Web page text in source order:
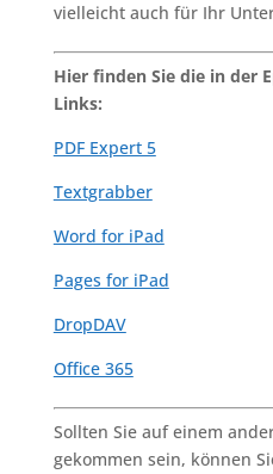
vielleicht auch für Ihr
Hier finden Sie die in der
Links:
PDF Expert 5
Textgrabber
Word for iPad
Pages for iPad
DropDAV
Office 365
Sollten Sie auf einem
gekommen sein, können